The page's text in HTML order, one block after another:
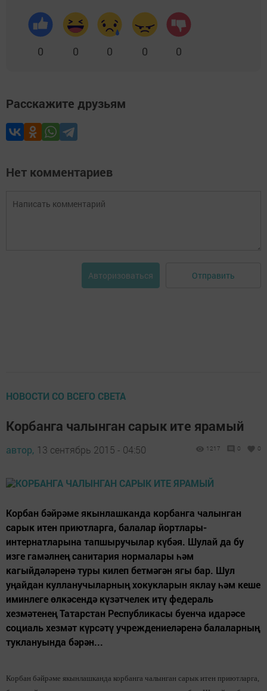
0 0 0 0 0
Расскажите друзьям
Нет комментариев
Авторизоваться Отправить
НОВОСТИ СО ВСЕГО СВЕТА
Корбанга чалынган сарык ите ярамый
автор, 13 сентябрь 2015 - 04:50 1217 0 0
Корбан бәйрәме якынлашканда корбанга чалынган
сарык итен приютларга, балалар йортлары-
интернатларына тапшыручылар күбәя. Шулай да бу
изге гамәлнең санитария нормалары һәм
кагыйдәләренә туры килеп бетмәгән ягы бар. Шул
уңайдан кулланучыларның хокукларын яклау һәм кеше
иминлеге өлкәсендә күзәтчелек итү федераль
хезмәтенең Татарстан Республикасы буенча идарәсе
социаль хезмәт күрсәтү учреждениеләренә балаларның
туклануында бәрән...
Корбан бәйрәме якынлашканда корбанга чалынган сарык итен приютларга,